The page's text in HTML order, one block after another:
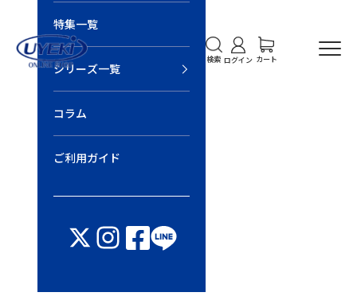
メニ
UYEKI オンラインショップ 検索を開く
検索
アカウントページに移
ログイン
カートを開く
カート
特集一覧
シリーズ一覧
コラム
ご利用ガイド